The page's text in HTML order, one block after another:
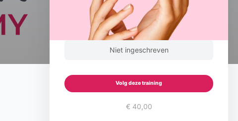
Niet ingeschreven
Volg deze training
€ 40,00